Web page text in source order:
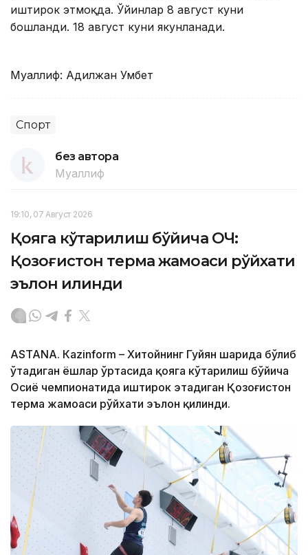
иштирок этмоқда. Ўйинлар 8 август куни
бошланди. 18 август куни якунланади.
Муаллиф: Адилжан Умбет
Спорт
без автора
Муаллиф
19:10, 07 Август 2026
Қояга кўтарилиш бўйича ОЧ:
Қозоғистон терма жамоаси рўйхати
эълон қилинди
ASTANА. Кazinform – Хитойнинг Гуйян шаҳрида бўлиб
ўтадиган ёшлар ўртасида қояга кўтарилиш бўйича
Осиё чемпионатида иштирок этадиган Қозоғистон
терма жамоаси рўйхати эълон қилинди.